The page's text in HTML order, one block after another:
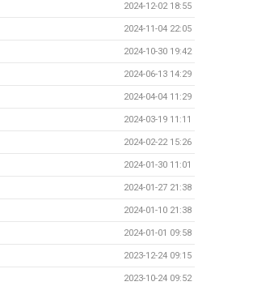
2024-12-02 18:55
2024-11-04 22:05
2024-10-30 19:42
2024-06-13 14:29
2024-04-04 11:29
2024-03-19 11:11
2024-02-22 15:26
2024-01-30 11:01
2024-01-27 21:38
2024-01-10 21:38
2024-01-01 09:58
2023-12-24 09:15
2023-10-24 09:52